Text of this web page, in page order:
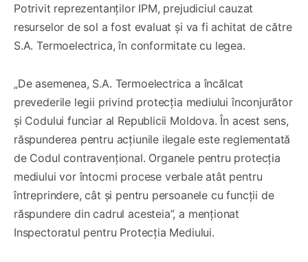
Potrivit reprezentanților IPM, prejudiciul cauzat
resurselor de sol a fost evaluat și va fi achitat de către
S.A. Termoelectrica, în conformitate cu legea.
„De asemenea, S.A. Termoelectrica a încălcat
prevederile legii privind protecția mediului înconjurător
și Codului funciar al Republicii Moldova. În acest sens,
răspunderea pentru acțiunile ilegale este reglementată
de Codul contravențional. Organele pentru protecția
mediului vor întocmi procese verbale atât pentru
întreprindere, cât și pentru persoanele cu funcții de
răspundere din cadrul acesteia”, a menționat
Inspectoratul pentru Protecția Mediului.